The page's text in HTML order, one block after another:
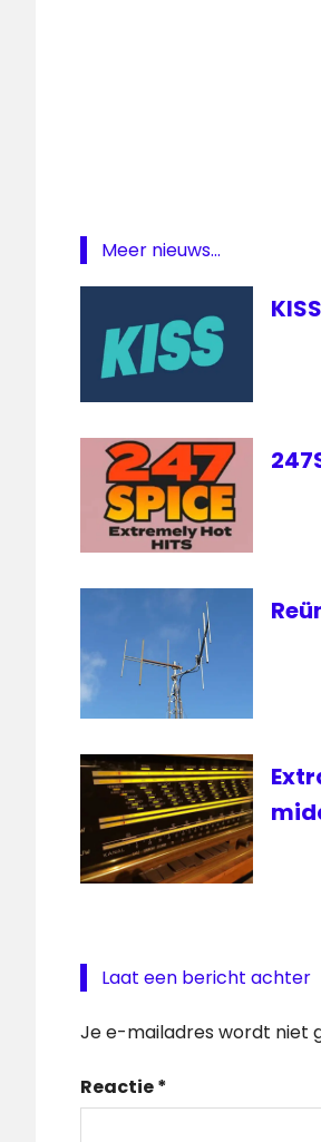
Meer nieuws...
Laat een bericht achter
Je e-mailadres wordt niet
Reactie*